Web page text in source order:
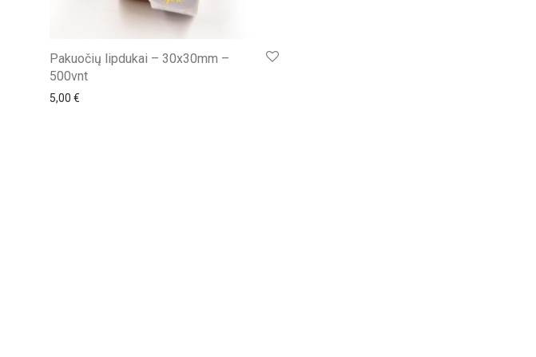
Pakuočių lipdukai – 30x30mm –
500vnt
5,00 €